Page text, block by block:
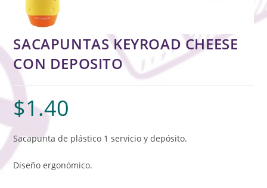
SACAPUNTAS KEYROAD CHEESE
CON DEPOSITO
$1.40
Sacapunta de plástico 1 servicio y depósito.
Diseño ergonómico.